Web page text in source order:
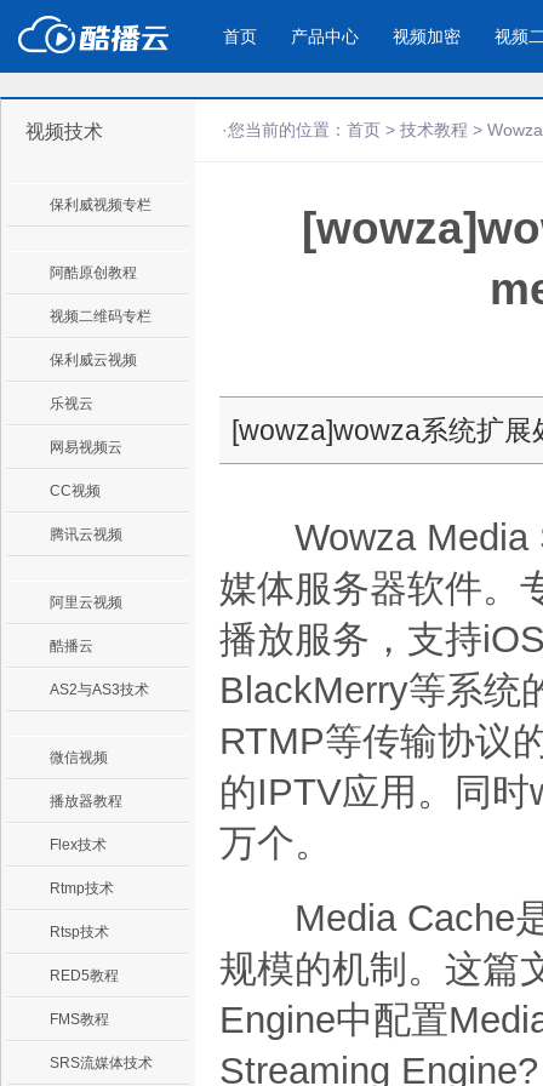
首页 产品中心
产品与新功能
防下载/防盗录/防录屏/防篡改
酷播云 | 企
免费稳定无
视频加密 视频
应用场景
企业宣传 产品宣传
通过视频来展示
个人网站
为个人网站、博客论坛，添加视频
视频技术
保利威视频专栏
阿酷原创教程
视频二维码专栏
保利威云视频
乐视云
网易视频云
CC视频
腾讯云视频
阿里云视频
酷播云
AS2与AS3技术
微信视频
播放器教程
Flex技术
Rtmp技术
Rtsp技术
RED5教程
FMS教程
SRS流媒体技术
·您当前的位置： 首页 > 技术教程 >
[wowza]wowza系统扩
Wowza Media
媒体服务器软件。
播放服务，支持
BlackMerry等系统
RTMP等传输协议
的IPTV应用。同
万个。
Media Cache是
规模的机制。这篇
Engine中配置
Streaming